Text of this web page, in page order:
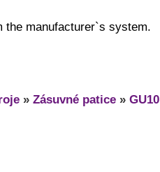
manufacturer`s system.
» Zásuvné patice » GU10